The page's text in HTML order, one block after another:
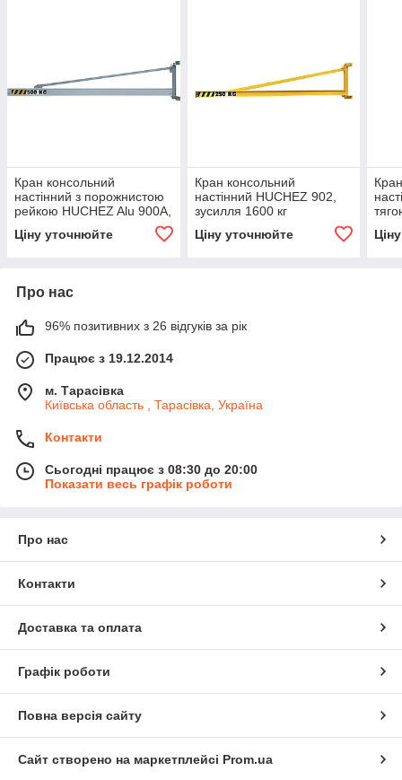
Кран консольний
настінний з порожнистою
рейкою HUCHEZ Alu 900A,
Ціну уточнюйте
Кран консольний
настінний HUCHEZ 902,
зусилля 1600 кг
Ціну уточнюйте
Про нас
96% позитивних з 26 відгуків за рік
Працює з 19.12.2014
м. Тарасівка
Київська область , Тарасівка, Україна
Контакти
Сьогодні працює з 08:30 до 20:00
Показати весь графік роботи
Про нас
Контакти
Доставка та оплата
Графік роботи
Повна версія сайту
Сайт створено на маркетплейсі Prom.ua